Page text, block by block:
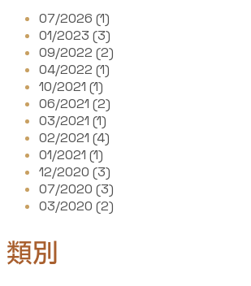
07/2026 (1)
01/2023 (3)
09/2022 (2)
04/2022 (1)
10/2021 (1)
06/2021 (2)
03/2021 (1)
02/2021 (4)
01/2021 (1)
12/2020 (3)
07/2020 (3)
03/2020 (2)
類別